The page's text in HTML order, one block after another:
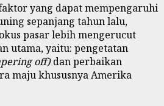
yang dapat mempengaruhi
sepanjang tahun lalu,
pasar lebih mengerucut
utama, yaitu: pengetatan
off)dan perbaikan
maju khususnya Amerika